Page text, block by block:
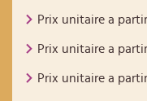
Prix unitaire a
Prix unitaire a
Prix unitaire a